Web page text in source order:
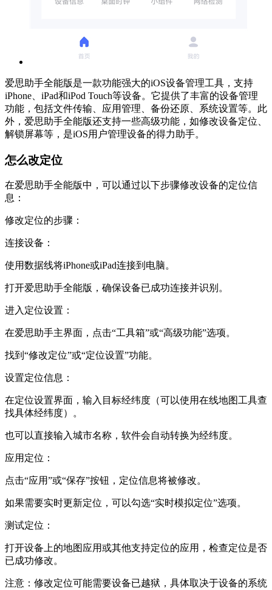
爱思助手全能版是一款功能强大的iOS设备管理工具，支持
iPhone、iPad和iPod Touch等设备。它提供了丰富的设备管理
功能，包括文件传输、应用管理、备份还原、系统设置等。此
外，爱思助手全能版还支持一些高级功能，如修改设备定位、
解锁屏幕等，是iOS用户管理设备的得力助手。
怎么改定位
在爱思助手全能版中，可以通过以下步骤修改设备的定位信
息：
修改定位的步骤：
连接设备：
使用数据线将iPhone或iPad连接到电脑。
打开爱思助手全能版，确保设备已成功连接并识别。
进入定位设置：
在爱思助手主界面，点击“工具箱”或“高级功能”选项。
找到“修改定位”或“定位设置”功能。
设置定位信息：
在定位设置界面，输入目标经纬度（可以使用在线地图工具查
找具体经纬度）。
也可以直接输入城市名称，软件会自动转换为经纬度。
应用定位：
点击“应用”或“保存”按钮，定位信息将被修改。
如果需要实时更新定位，可以勾选“实时模拟定位”选项。
测试定位：
打开设备上的地图应用或其他支持定位的应用，检查定位是否
已成功修改。
注意：修改定位可能需要设备已越狱，具体取决于设备的系统